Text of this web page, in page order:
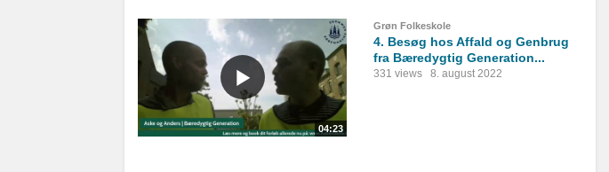
04:23
Grøn Folkeskole
4. Besøg hos Affald og Genbrug
fra Bæredygtig Generation...
331 views 8. august 2022